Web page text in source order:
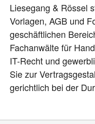
Liesegang & Rössel
Vorlagen, AGB und
geschäftlichen
Fachanwälte für
IT-Recht und
Sie zur
gerichtlich bei der